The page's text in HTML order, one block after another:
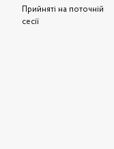
Прийняті на поточній
сесії